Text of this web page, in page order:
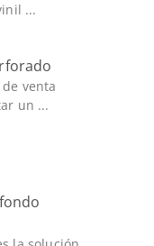
...
venta
un ...